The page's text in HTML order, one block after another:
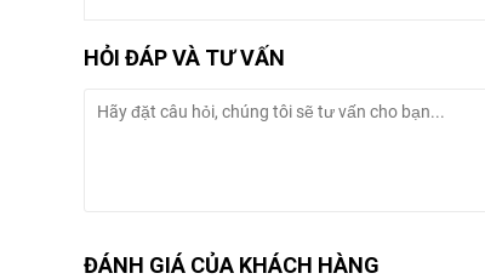
HỎI ĐÁP VÀ TƯ VẤN
ĐÁNH GIÁ CỦA KHÁCH HÀNG